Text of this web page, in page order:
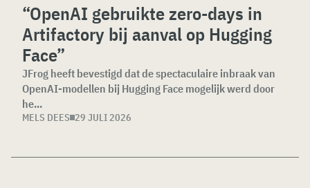
“OpenAI gebruikte zero-days in
Artifactory bij aanval op Hugging
Face”
JFrog heeft bevestigd dat de spectaculaire inbraak van
OpenAI-modellen bij Hugging Face mogelijk werd door
he...
MELS DEES 29 JULI 2026